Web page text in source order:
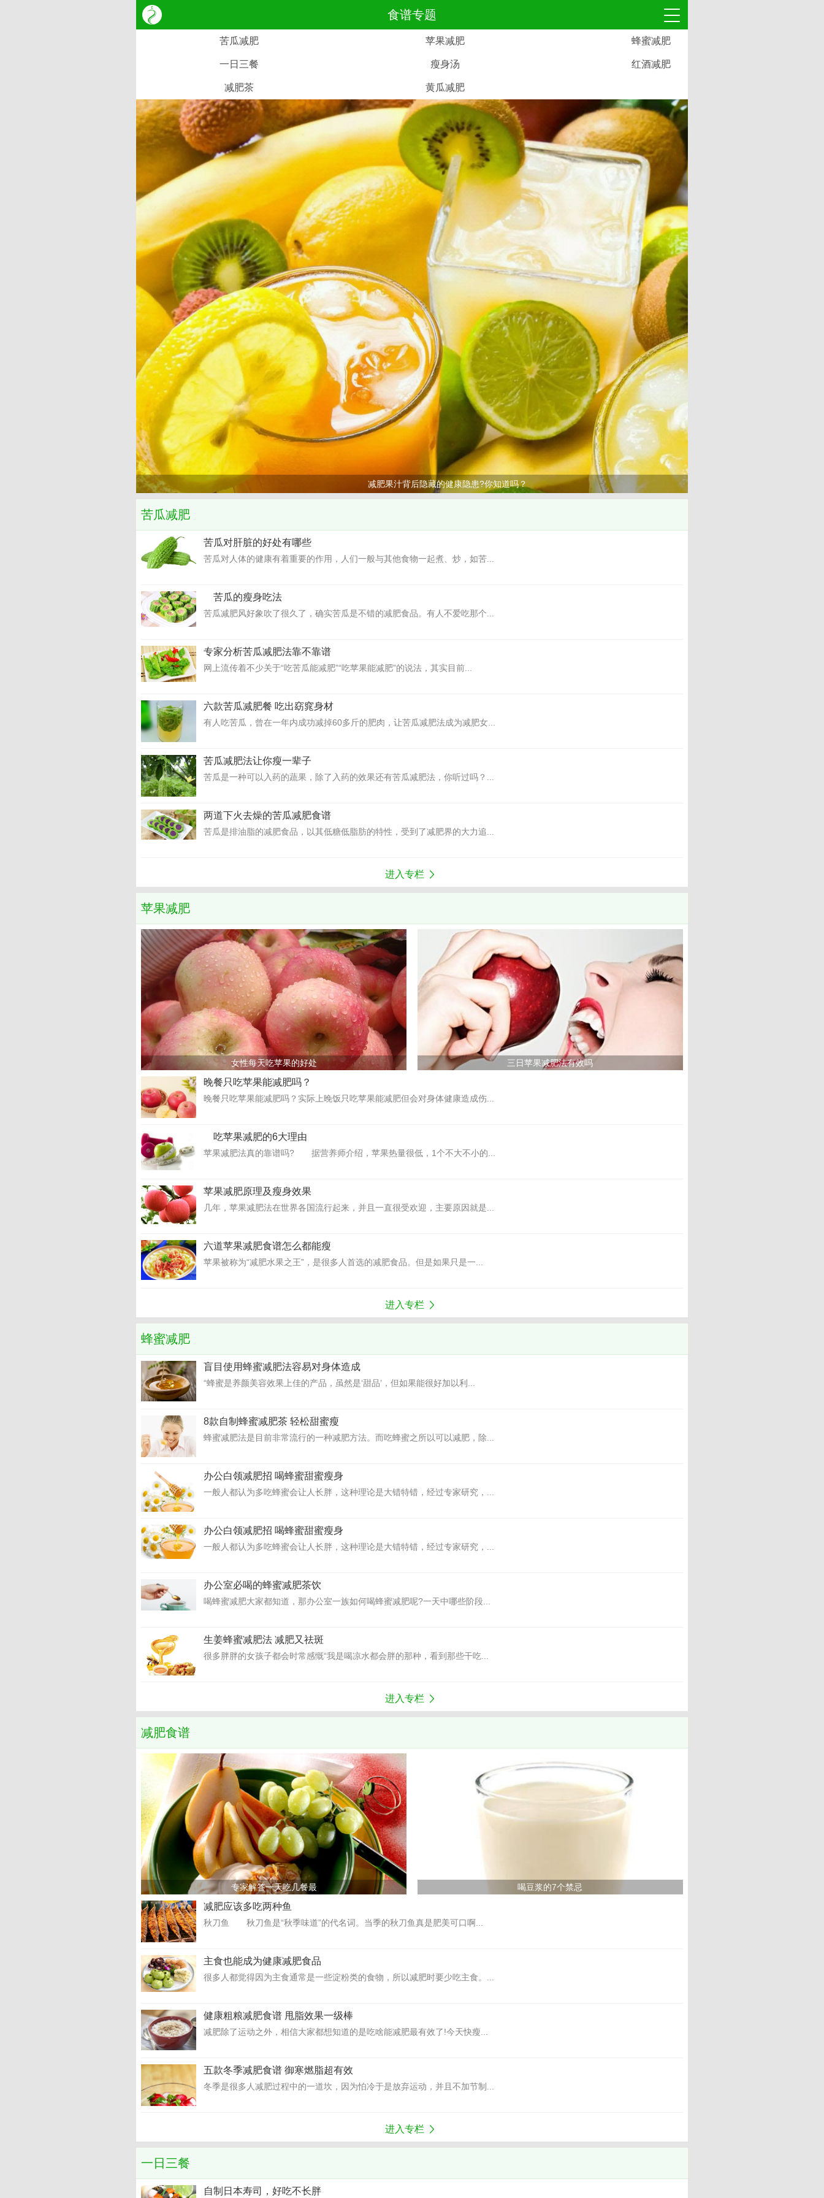
食谱专题
苦瓜减肥 苹果减肥 蜂蜜减肥
一日三餐 瘦身汤 红酒减肥
减肥茶 黄瓜减肥
减肥果汁背后隐藏的健康隐患?你知道吗？
苦瓜减肥
苦瓜对肝脏的好处有哪些
苦瓜对人体的健康有着重要的作用，人们一般与其他食物一起煮、炒，如苦...
苦瓜的瘦身吃法
苦瓜减肥风好象吹了很久了，确实苦瓜是不错的减肥食品。有人不爱吃那个...
专家分析苦瓜减肥法靠不靠谱
网上流传着不少关于“吃苦瓜能减肥”“吃苹果能减肥”的说法，其实目前...
六款苦瓜减肥餐 吃出窈窕身材
有人吃苦瓜，曾在一年内成功减掉60多斤的肥肉，让苦瓜减肥法成为减肥女...
苦瓜减肥法让你瘦一辈子
苦瓜是一种可以入药的蔬果，除了入药的效果还有苦瓜减肥法，你听过吗？...
两道下火去燥的苦瓜减肥食谱
苦瓜是排油脂的减肥食品，以其低糖低脂肪的特性，受到了减肥界的大力追...
进入专栏
苹果减肥
>
女性每天吃苹果的好处 三日苹果减肥法有效吗
晚餐只吃苹果能减肥吗？
晚餐只吃苹果能减肥吗？实际上晚饭只吃苹果能减肥但会对身体健康造成伤...
吃苹果减肥的6大理由
苹果减肥法真的靠谱吗? 据营养师介绍，苹果热量很低，1个不大不小的...
苹果减肥原理及瘦身效果
几年，苹果减肥法在世界各国流行起来，并且一直很受欢迎，主要原因就是...
六道苹果减肥食谱怎么都能瘦
苹果被称为“减肥水果之王”，是很多人首选的减肥食品。但是如果只是一...
进入专栏
蜂蜜减肥
盲目使用蜂蜜减肥法容易对身体造成
“蜂蜜是养颜美容效果上佳的产品，虽然是‘甜品’，但如果能很好加以利...
8款自制蜂蜜减肥茶 轻松甜蜜瘦
蜂蜜减肥法是目前非常流行的一种减肥方法。而吃蜂蜜之所以可以减肥，除...
办公白领减肥招 喝蜂蜜甜蜜瘦身
一般人都认为多吃蜂蜜会让人长胖，这种理论是大错特错，经过专家研究，...
办公白领减肥招 喝蜂蜜甜蜜瘦身
一般人都认为多吃蜂蜜会让人长胖，这种理论是大错特错，经过专家研究，...
办公室必喝的蜂蜜减肥茶饮
喝蜂蜜减肥大家都知道，那办公室一族如何喝蜂蜜减肥呢?一天中哪些阶段...
生姜蜂蜜减肥法 减肥又祛斑
很多胖胖的女孩子都会时常感慨“我是喝凉水都会胖的那种，看到那些干吃...
进入专栏
减肥食谱
专家解答一天吃几餐最 喝豆浆的7个禁忌
减肥应该多吃两种鱼
秋刀鱼 秋刀鱼是“秋季味道”的代名词。当季的秋刀鱼真是肥美可口啊...
主食也能成为健康减肥食品
很多人都觉得因为主食通常是一些淀粉类的食物，所以减肥时要少吃主食。...
健康粗粮减肥食谱 甩脂效果一级棒
减肥除了运动之外，相信大家都想知道的是吃啥能减肥最有效了!今天快瘦...
五款冬季减肥食谱 御寒燃脂超有效
冬季是很多人减肥过程中的一道坎，因为怕冷于是放弃运动，并且不加节制...
进入专栏
一日三餐
自制日本寿司，好吃不长胖